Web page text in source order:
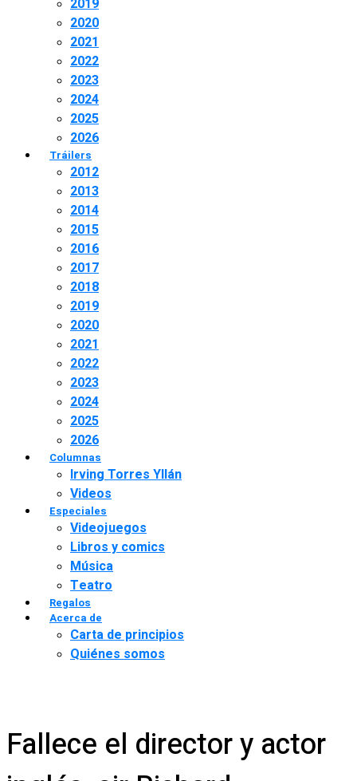
2019
2020
2021
2022
2023
2024
2025
2026
Tráilers
2012
2013
2014
2015
2016
2017
2018
2019
2020
2021
2022
2023
2024
2025
2026
Columnas
Irving Torres Yllán
Videos
Especiales
Videojuegos
Libros y comics
Música
Teatro
Regalos
Acerca de
Carta de principios
Quiénes somos
Fallece el director y actor